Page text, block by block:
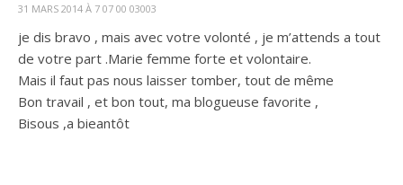
31 MARS 2014 À 7 07 00 03003
je dis bravo , mais avec votre volonté , je m’attends a tout
de votre part .Marie femme forte et volontaire.
Mais il faut pas nous laisser tomber, tout de même
Bon travail , et bon tout, ma blogueuse favorite ,
Bisous ,a bieantôt